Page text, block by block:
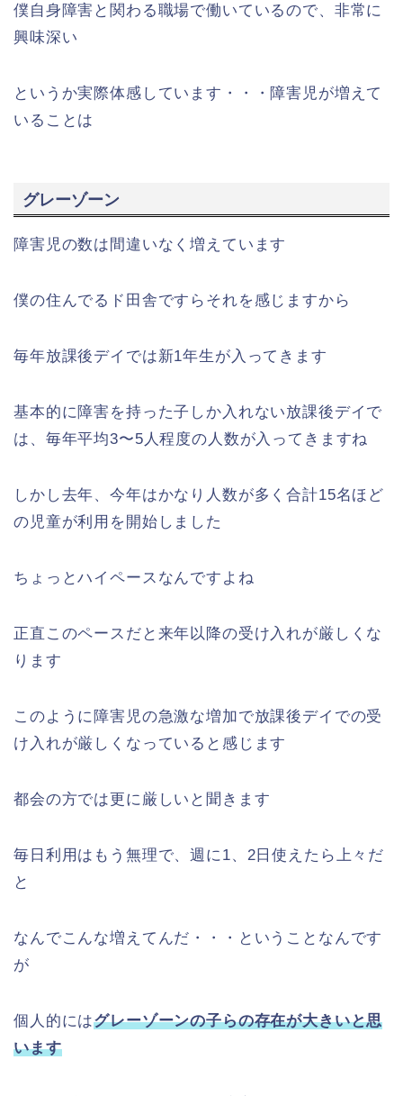
僕自身障害と関わる職場で働いているので、非常に
興味深い
というか実際体感しています・・・障害児が増えて
いることは
グレーゾーン
障害児の数は間違いなく増えています
僕の住んでるド田舎ですらそれを感じますから
毎年放課後デイでは新1年生が入ってきます
基本的に障害を持った子しか入れない放課後デイで
は、毎年平均3〜5人程度の人数が入ってきますね
しかし去年、今年はかなり人数が多く合計15名ほど
の児童が利用を開始しました
ちょっとハイペースなんですよね
正直このペースだと来年以降の受け入れが厳しくな
ります
このように障害児の急激な増加で放課後デイでの受
け入れが厳しくなっていると感じます
都会の方では更に厳しいと聞きます
毎日利用はもう無理で、週に1、2日使えたら上々だ
と
なんでこんな増えてんだ・・・ということなんです
が
個人的にはグレーゾーンの子らの存在が大きいと思
います